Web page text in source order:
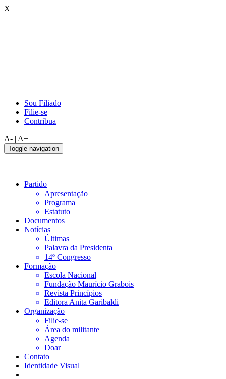
X
Sou Filiado
Filie-se
Contribua
A- | A+
Toggle navigation
Partido
Apresentação
Programa
Estatuto
Documentos
Notícias
Últimas
Palavra da Presidenta
14º Congresso
Formação
Escola Nacional
Fundação Maurício Grabois
Revista Princípios
Editora Anita Garibaldi
Organização
Filie-se
Área do militante
Agenda
Doar
Contato
Identidade Visual